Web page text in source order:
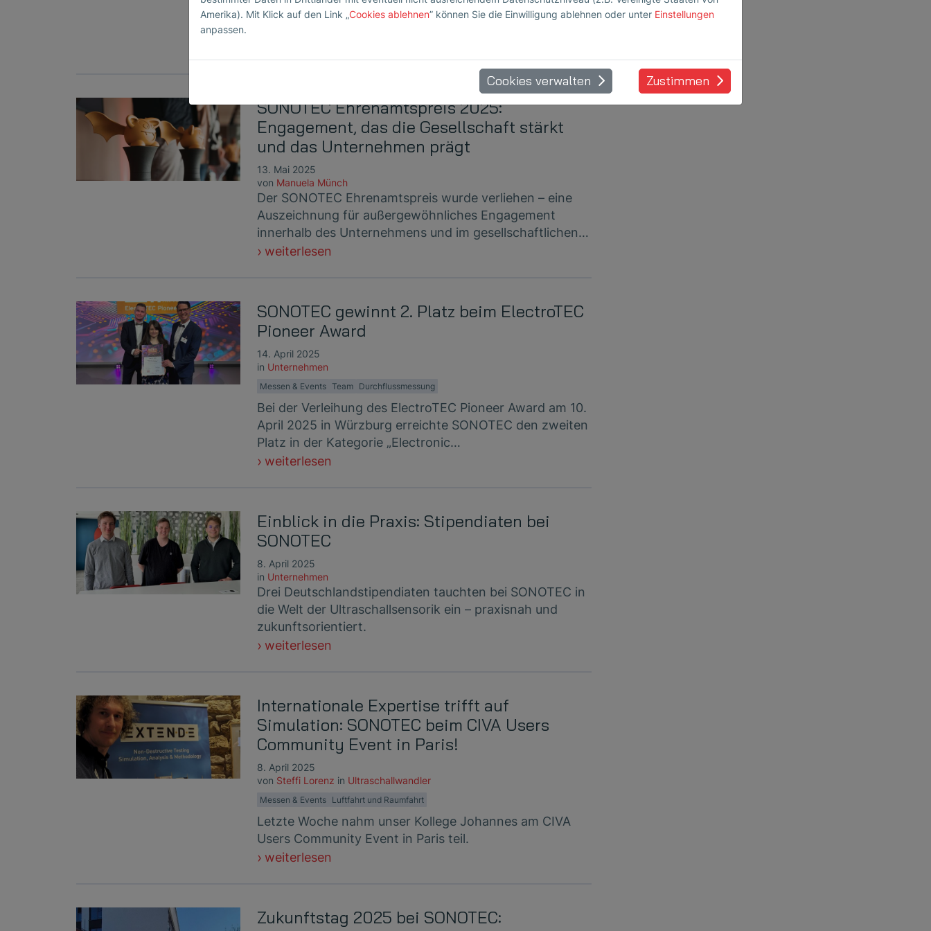
auf der PTC 2025 vertreten – mit einem eigenen Stand
SONOTEC Ehrenamtspreis 2025:
Engagement, das die Gesellschaft stärkt
und das Unternehmen prägt
13. Mai 2025
von Manuela Münch
Der SONOTEC Ehrenamtspreis wurde verliehen – eine
Auszeichnung für außergewöhnliches Engagement
innerhalb des Unternehmens und im gesellschaftlichen…
weiterlesen
SONOTEC gewinnt 2. Platz beim ElectroTEC
Pioneer Award
14. April 2025
in Unternehmen
Messen & Events Team Durchflussmessung
Bei der Verleihung des ElectroTEC Pioneer Award am 10.
April 2025 in Würzburg erreichte SONOTEC den zweiten
Platz in der Kategorie „Electronic…
weiterlesen
Einblick in die Praxis: Stipendiaten bei
SONOTEC
8. April 2025
in Unternehmen
Drei Deutschlandstipendiaten tauchten bei SONOTEC in
die Welt der Ultraschallsensorik ein – praxisnah und
zukunftsorientiert.
weiterlesen
Internationale Expertise trifft auf
Simulation: SONOTEC beim CIVA Users
Community Event in Paris!
8. April 2025
von Steffi Lorenz in Ultraschallwandler
Messen & Events Luftfahrt und Raumfahrt
Letzte Woche nahm unser Kollege Johannes am CIVA
Users Community Event in Paris teil.
weiterlesen
Zukunftstag 2025 bei SONOTEC:
Amerika). Mit Klick auf den Link „Cookies ablehnen” können Sie die Einwilligung ablehnen oder unter Einstellungen
anpassen.
Cookies verwalten Zustimmen